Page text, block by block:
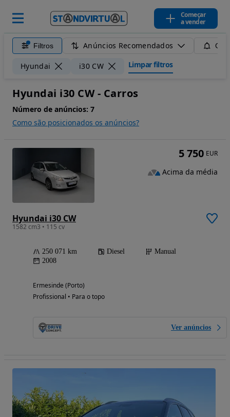
Começar
a vender
Filtros Anúncios Recomendados
Hyundai i30 CW Limpar filtros
Hyundai i30 CW - Carros
Número de anúncios: 7
Como são posicionados os anúncios?
Hyundai i30 CW
1582 cm3 • 115 cv
250 071 km Diesel
Manual
2008
Ermesinde (Porto)
Profissional • Para o topo
Ver anúncios
5 750 EUR
Acima da média